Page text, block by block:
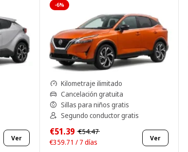
Ver
-6%
Kilometraje ilimitado
Cancelación gratuita
Sillas para niños gratis
Segundo conductor gratis
€51.39 €54.47
€359.71 / 7 días
Ver